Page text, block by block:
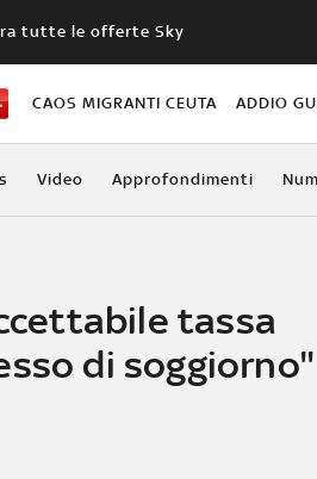
tutte le offerte Sky
CAOS MIGRANTI CEUTA ADDIO
Video Approfondimenti
tassa
di soggiorno"